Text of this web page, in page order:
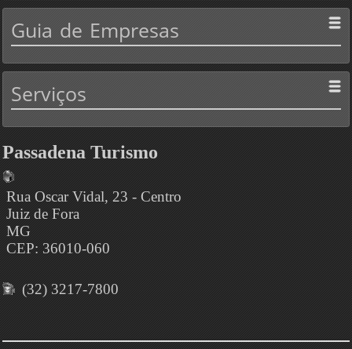
Guia de Empresas
Serviços
Passadena Turismo
Rua Oscar Vidal, 23 - Centro
Juiz de Fora
MG
CEP: 36010-060
(32) 3217-7800